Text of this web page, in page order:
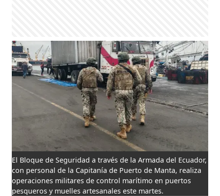
El Bloque de Seguridad a través de la Armada del Ecuador,
con personal de la Capitanía de Puerto de Manta, realiza
operaciones militares de control marítimo en puertos
pesqueros y muelles artesanales este martes.